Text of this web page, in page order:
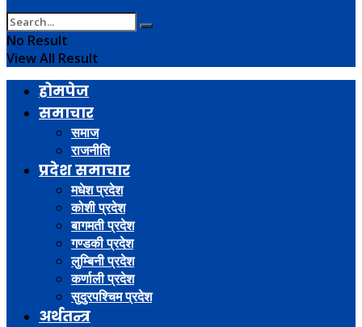
No Result
View All Result
होमपेज
समाचार
समाज
राजनीति
प्रदेश समाचार
मधेश प्रदेश
कोशी प्रदेश
बागमती प्रदेश
गण्डकी प्रदेश
लुम्बिनी प्रदेश
कर्णाली प्रदेश
सुदुरपश्चिम प्रदेश
अर्थतन्त्र